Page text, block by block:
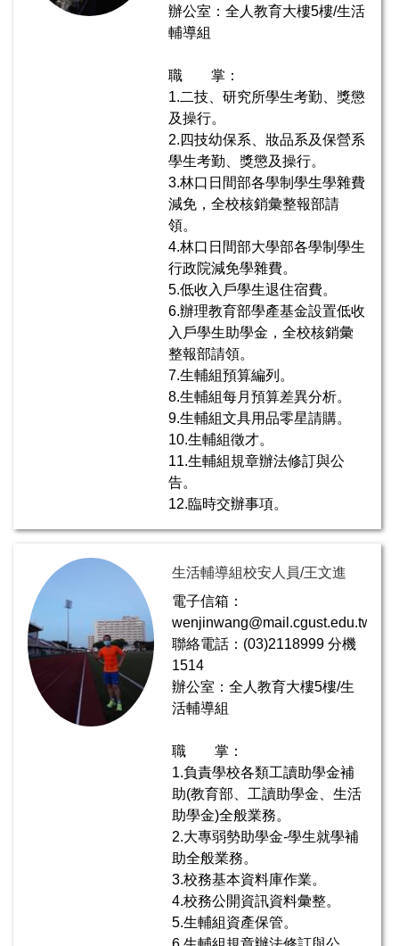
辦公室：全人教育大樓5樓/生活
輔導組
職 掌：
1.二技、研究所學生考勤、獎懲
及操行。
2.四技幼保系、妝品系及保營系
學生考勤、獎懲及操行。
3.林口日間部各學制學生學雜費
減免，全校核銷彙整報部請
領。
4.林口日間部大學部各學制學生
行政院減免學雜費。
5.低收入戶學生退住宿費。
6.辦理教育部學產基金設置低收
入戶學生助學金，全校核銷彙
整報部請領。
7.生輔組預算編列。
8.生輔組每月預算差異分析。
9.生輔組文具用品零星請購。
10.生輔組徵才。
11.生輔組規章辦法修訂與公
告。
12.臨時交辦事項。
生活輔導組校安人員/王文進
電子信箱：
wenjinwang@mail.cgust.edu.tw
聯絡電話：(03)2118999 分機
1514
辦公室：全人教育大樓5樓/生
活輔導組
職 掌：
1.負責學校各類工讀助學金補
助(教育部、工讀助學金、生活
助學金)全般業務。
2.大專弱勢助學金-學生就學補
助全般業務。
3.校務基本資料庫作業。
4.校務公開資訊資料彙整。
5.生輔組資產保管。